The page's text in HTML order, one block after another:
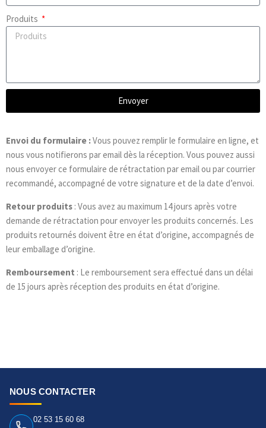
Produits
Envoyer
Envoi du formulaire :Vous pouvez remplir le formulaire en ligne, et
nous vous notifierons par email dès la réception. Vous pouvez aussi
nous envoyer ce formulaire de rétractation par email ou par courrier
recommandé, accompagné de votre signature et de la date d’envoi.
Retour produits : Vous avez au maximum 14 jours après votre
demande de rétractation pour envoyer les produits concernés. Les
produits retournés doivent être en état d’origine, accompagnés de
leur emballage d’origine.
Remboursement : Le remboursement sera effectué dans un délai
de 15 jours après réception des produits en état d’origine.
NOUS CONTACTER
02 53 15 60 68